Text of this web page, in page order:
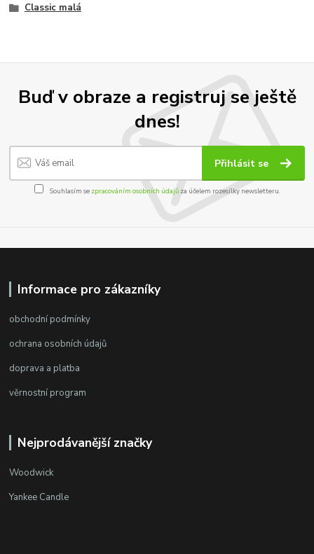
Classic malá
Buď v obraze a registruj se ještě
dnes!
Přihlásit se
Souhlasím se zpracováním osobních údajůza účelem rozesílky newsletteru.
Informace pro zákazníky
obchodní podmínky
ochrana osobních údajů
doprava a platba
věrnostní program
Nejprodávanější značky
Woodwick
Yankee Candle